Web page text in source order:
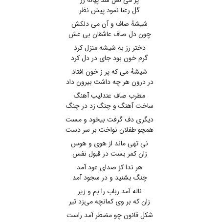
گل رعنا نمود پیش نظر
شیشهٔ صاف و آن می دلکش
چون دل صاف عاشقان بی غش
دختر رز به شیشه منزل کرد
گرم خون بود جای در دل کرد
شیشهٔ می که پر ز خون افتاد
در درون هر چه داشت بیرون داد
مطرب صاف عندلیب آهنگ
ساخت آهنگ و چنگ زد در چنگ
دیگری دف گرفت بیخود و مست
همچو طفلان نواخت بر سر دست
نی تهی ماند از هوی و هوس
زان کمر بست در قبول نفس
هر ندا کز صدای عود آمد
چنگ بشنید و در سجود آمد
ناله آمد رباب را بم و زیر
زان که بر وی کمانچه می‌زد تیر
شکل قانون چو مضطر آمد راست